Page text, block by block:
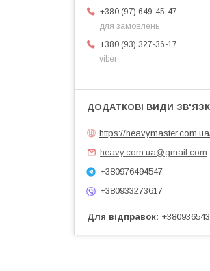
+380 (97) 649-45-47
для замовлень
+380 (93) 327-36-17
viber
https://
heavy.com.ua@gmail.com
+380976494547
+380933273617
Для відправок